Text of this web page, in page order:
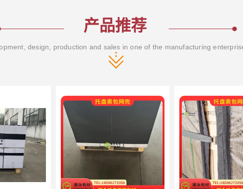
产品推荐
design, production and sales in one of the manufacturing